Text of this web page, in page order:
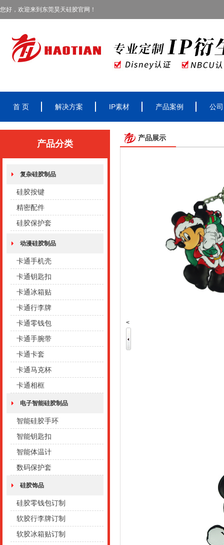
您好，欢迎来到东莞昊天硅胶官网！
首 页 解决方案 IP素材 产品案例 公
产品分类
复杂硅胶制品
硅胶按键
精密配件
硅胶保护套
动漫硅胶制品
卡通手机壳
卡通钥匙扣
卡通冰箱贴
卡通行李牌
卡通零钱包
卡通手腕带
卡通卡套
卡通马克杯
卡通相框
电子智能硅胶制品
智能硅胶手环
智能钥匙扣
智能体温计
数码保护套
硅胶饰品
硅胶零钱包订制
软胶行李牌订制
软胶冰箱贴订制
产品展示
<